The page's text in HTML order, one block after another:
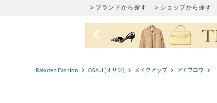
ブランドから探す ショップから探す
navigate_before
Rakuten Fashion navigate_next OSAJI (オサジ) navigate_next メイクアップ navigate_next アイブロウ navigate_next